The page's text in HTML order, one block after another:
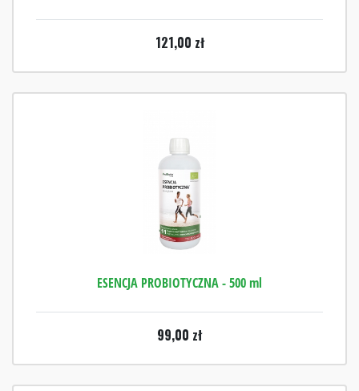
121,00 zł
ESENCJA PROBIOTYCZNA - 500 ml
99,00 zł